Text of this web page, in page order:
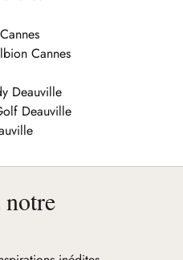
Cannes
Deauville
Deauville